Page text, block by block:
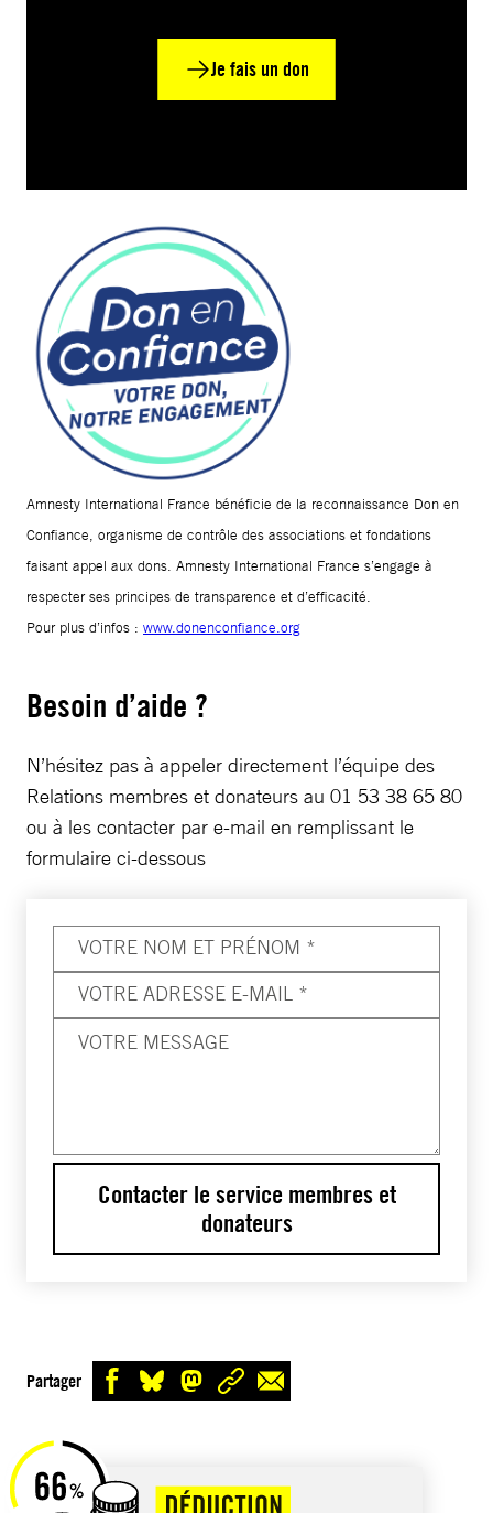
Je fais un don
Amnesty International France bénéficie de la reconnaissance Don en
Confiance, organisme de contrôle des associations et fondations
faisant appel aux dons. Amnesty International France s’engage à
respecter ses principes de transparence et d’efficacité.
Pour plus d’infos : www.donenconfiance.org
Besoin d’aide ?
N’hésitez pas à appeler directement l’équipe des
Relations membres et donateurs au 01 53 38 65 80
ou à les contacter par e-mail en remplissant le
formulaire ci-dessous
Contacter le service membres et
donateurs
Partager